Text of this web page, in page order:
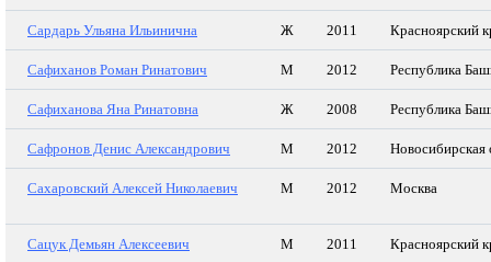
Сардарь Ульяна Ильинична Ж 2011 Красноярский
Сафиханов Роман Ринатович М 2012 Республика
Сафиханова Яна Ринатовна Ж 2008 Республика
Сафронов Денис Александрович М 2012 Новосибирская
Сахаровский Алексей Николаевич М 2012 Москва
Сацук Демьян Алексеевич М 2011 Красноярский